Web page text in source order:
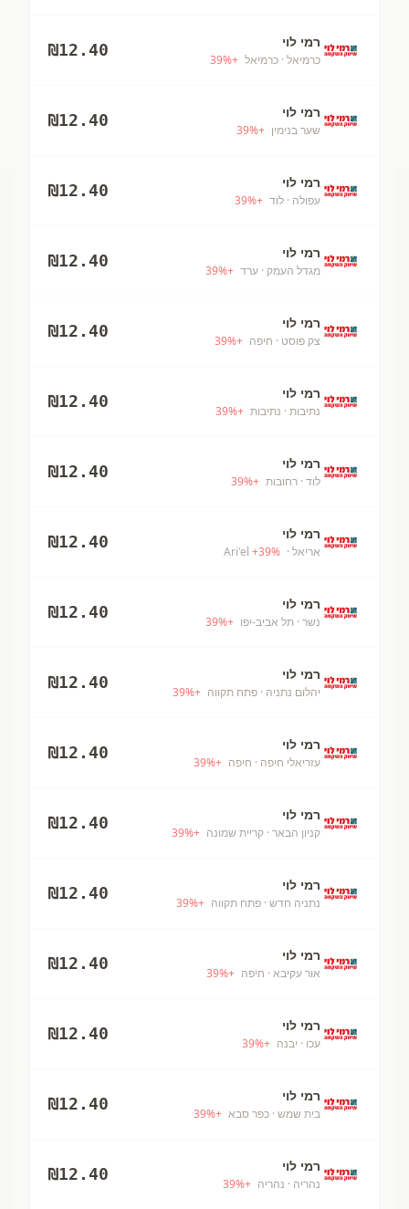
רמי לוי
כרמיאל · כרמיאל +
39%
₪12.40
רמי לוי
שער בנימין +
39%
₪12.40
רמי לוי
עפולה · לוד +
39%
₪12.40
רמי לוי
מגדל העמק · ערד +
39%
₪12.40
רמי לוי
צק פוסט · חיפה +
39%
₪12.40
רמי לוי
נתיבות · נתיבות +
39%
₪12.40
רמי לוי
לוד · רחובות +
39%
₪12.40
רמי לוי
אריאל · Ari'el
+39%
₪12.40
רמי לוי
נשר · תל אביב-יפו +
39%
₪12.40
רמי לוי
יהלום נתניה · פתח תקווה +
39%
₪12.40
רמי לוי
עזריאלי חיפה · חיפה +
39%
₪12.40
רמי לוי
קניון הבאר · קריית שמונה +
39%
₪12.40
רמי לוי
נתניה חדש · פתח תקווה +
39%
₪12.40
רמי לוי
אור עקיבא · חיפה +
39%
₪12.40
רמי לוי
עכו · יבנה +
39%
₪12.40
רמי לוי
בית שמש · כפר סבא +
39%
₪12.40
רמי לוי
נהריה · נהריה +
39%
₪12.40